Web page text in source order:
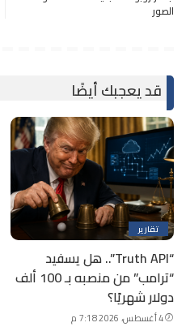
الصور
قد يعجبك أيضًا
تقارير
“Truth API”.. هل يسفيد
“ترامب” من منصبه بـ 100 ألف
دولار شهريًا؟
4 أغسطس، 2026 7:18 م